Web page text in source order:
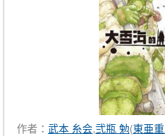
作者： 武本 糸会,弐瓶 勉(東亜